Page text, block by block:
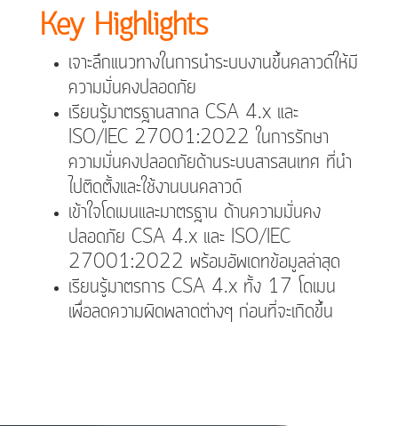
Key Highlights
เจาะลึกแนวทางในการนำระบบงานขึ้นคลาวด์ให้มี
ความมั่นคงปลอดภัย
เรียนรู้มาตรฐานสากล CSA 4.x และ
ISO/IEC 27001:2022 ในการรักษา
ความมั่นคงปลอดภัยด้านระบบสารสนเทศ ที่นำ
ไปติดตั้งและใช้งานบนคลาวด์
เข้าใจโดเมนและมาตรฐาน ด้านความมั่นคง
ปลอดภัย CSA 4.x และ ISO/IEC
27001:2022 พร้อมอัพเดทข้อมูลล่าสุด
เรียนรู้มาตรการ CSA 4.x ทั้ง 17 โดเมน
เพื่อลดความผิดพลาดต่างๆ ก่อนที่จะเกิดขึ้น​